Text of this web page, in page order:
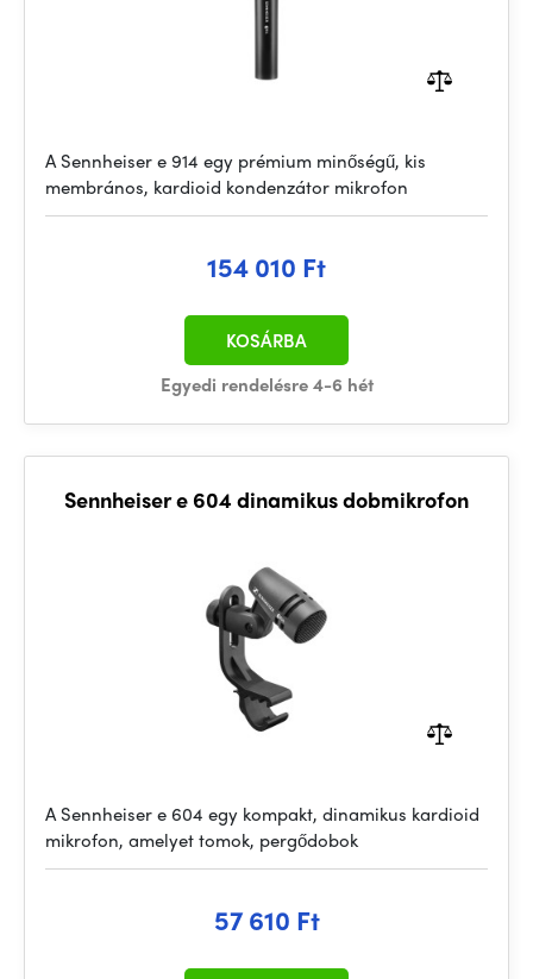
A Sennheiser e 914 egy prémium minőségű, kis
membrános, kardioid kondenzátor mikrofon
154 010 Ft
Egyedi rendelésre 4-6 hét
KOSÁRBA
Sennheiser e 604 dinamikus dobmikrofon
A Sennheiser e 604 egy kompakt, dinamikus kardioid
mikrofon, amelyet tomok, pergődobok
57 610 Ft